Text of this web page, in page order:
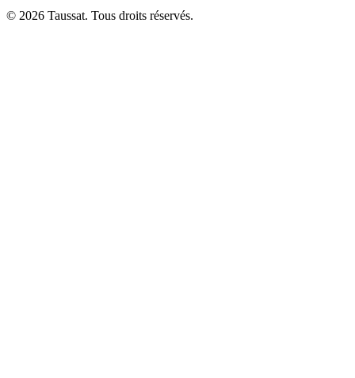
© 2026 Taussat. Tous droits réservés.